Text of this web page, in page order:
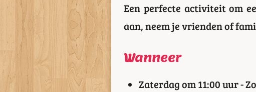
Een perfecte activiteit om
aan, neem je vrienden of
Wanneer
Zaterdag om 11:00 uur -